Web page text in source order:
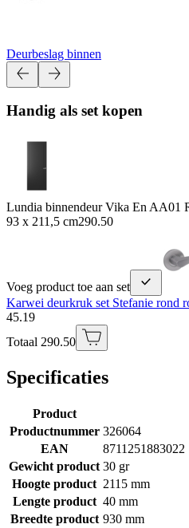
Deurbeslag binnen
Handig als set kopen
Lundia binnendeur Vika En AA01
93 x 211,5 cm290.50
Voeg product toe aan set
Karwei deurkruk set Stefanie rond
45.19
Totaal 290.50
Specificaties
Product
Productnummer 326064
EAN
8711251883022
Gewicht product 30 gr
Hoogte product 2115 mm
Lengte product 40 mm
Breedte product 930 mm